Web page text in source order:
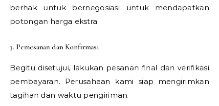
berhak untuk bernegosiasi untuk mendapatkan
potongan harga ekstra.
3. Pemesanan dan Konfirmasi
Begitu disetujui, lakukan pesanan final dan verifikasi
pembayaran. Perusahaan kami siap mengirimkan
tagihan dan waktu pengiriman.